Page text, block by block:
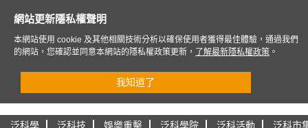
泛科學 泛科技 娛樂重擊 泛科學院 泛科活動 泛科市
網站更新隱私權聲明
本網站使用 cookie 及其他相關技術分析以確保使用者獲得最佳體驗，通過我們
的網站，您確認並同意本網站的隱私權政策更新，
了解最新隱私權政策 。
我知道了